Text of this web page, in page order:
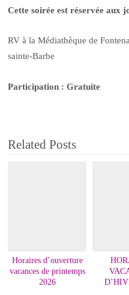
Cette soirée est réservée aux
RV à la Médiathèque de
sainte-Barbe
Participation : Gratuite
Related Posts
Horaires d’ouverture
vacances de printemps
2026